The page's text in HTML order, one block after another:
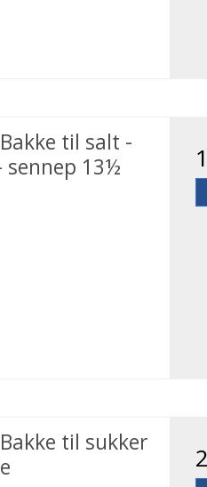
til salt -
sennep 13½
til sukker